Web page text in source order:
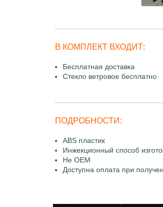
В КОМПЛЕКТ ВХОДИТ:
Бесплатная доставка
Стекло ветровое бесплатно
ПОДРОБНОСТИ:
ABS пластик
Инжекционный способ
Не OEM
Доступна оплата при